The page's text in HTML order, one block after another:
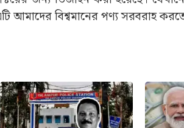
উৎপাদন করবে:সম্পূর্ণরূপে চালু হয়ে
এটি মাহিন্দ্রা অটোর পরবর্তী
দিক থেকে বিশ্বের বৃহত্তম
খাতে তার নেতৃত্বকে আরও
একদিনেই ১৫,০০০ টাকা বাড়ল শেয়ারের